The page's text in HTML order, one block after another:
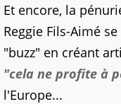
Et encore, la
Reggie Fils-Aimé
"buzz" en créant
"cela ne profite à
l'Europe...